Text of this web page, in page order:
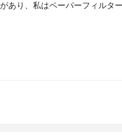
あり、私はペーパーフィルタ